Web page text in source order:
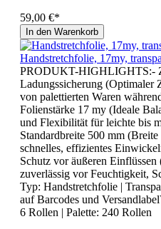
59,00 €*
In den Warenkorb
Handstretchfolie, 17my,
PRODUKT-HIGHLIGHTS:-
Ladungssicherung (Optimaler
von palettierten Waren
Folienstärke 17 my (Ideale
und Flexibilität für leichte bis
Standardbreite 500 mm
schnelles, effizientes
Schutz vor äußeren
zuverlässig vor Feuchtigkeit,
Typ: Handstretchfolie |
auf Barcodes und
6 Rollen | Palette: 240 Rollen